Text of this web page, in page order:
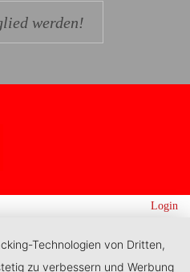
werden!
Login
Technologien von Dritten,
zu verbessern und Werbung